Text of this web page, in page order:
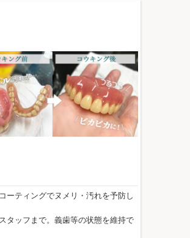
ーティングでヌメリ・汚れを予防し
タッフまで。義歯等の状態を維持で